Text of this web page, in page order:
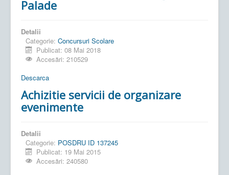
Palade
Detalii
Categorie: Concursuri Scolare
Publicat: 08 Mai 2018
Accesări: 210529
Descarca
Achizitie servicii de organizare
evenimente
Detalii
Categorie: POSDRU ID 137245
Publicat: 19 Mai 2015
Accesări: 240580